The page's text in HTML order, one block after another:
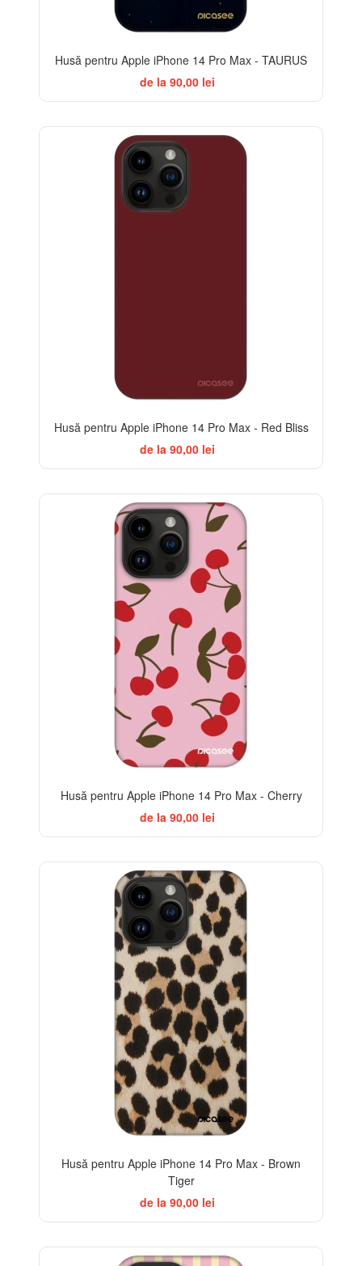
Husă pentru Apple iPhone 14 Pro Max - TAURUS
de la 90,00 lei
Husă pentru Apple iPhone 14 Pro Max - Red Bliss
de la 90,00 lei
Husă pentru Apple iPhone 14 Pro Max - Cherry
de la 90,00 lei
Husă pentru Apple iPhone 14 Pro Max - Brown
Tiger
de la 90,00 lei